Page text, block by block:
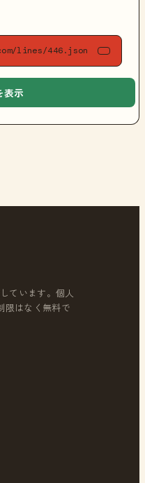
lines/446.json
表示
ています。個人
限はなく無料で